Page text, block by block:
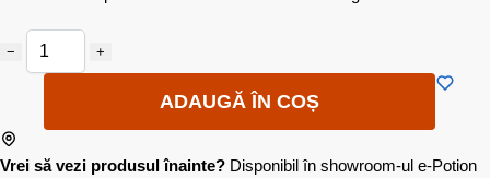
− +
ADAUGĂ ÎN COȘ
Vrei să vezi produsul înainte? Disponibil în showroom-ul e-Potion